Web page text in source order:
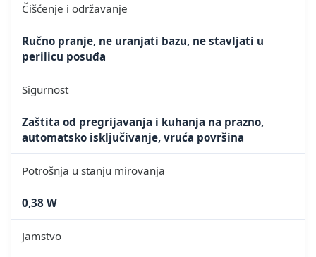
Čišćenje i održavanje
Ručno pranje, ne uranjati bazu, ne stavljati u
perilicu posuđa
Sigurnost
Zaštita od pregrijavanja i kuhanja na prazno,
automatsko isključivanje, vruća površina
Potrošnja u stanju mirovanja
0,38 W
Jamstvo